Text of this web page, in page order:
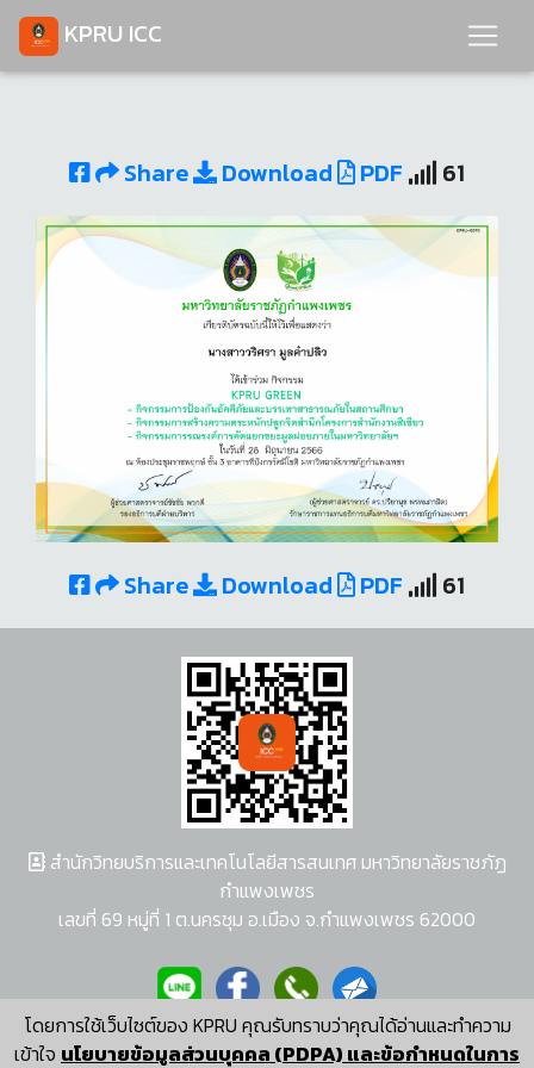
KPRU ICC
Share Download PDF 61
Share Download PDF 61
โดยการใช้เว็บไซต์ของ KPRU คุณรับทราบว่าคุณได้อ่านและทำความ
เข้าใจ นโยบายข้อมูลส่วนบุคคล (PDPA) และข้อกำหนดในการ
สำนักวิทยบริการและเทคโนโลยีสารสนเทศ มหาวิทยาลัยราชภัฏ
กำแพงเพชร
เลขที่ 69 หมู่ที่ 1 ต.นครชุม อ.เมือง จ.กำแพงเพชร 62000
ผู้พัฒนาระบบ อนุชา พวงผกา